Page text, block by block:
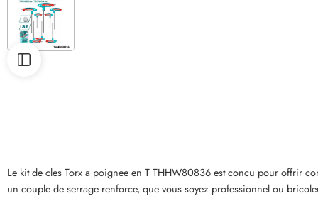
Le kit de cles Torx a poignee en T THHW80836 est concu pour offrir
un couple de serrage renforce, que vous soyez professionnel ou